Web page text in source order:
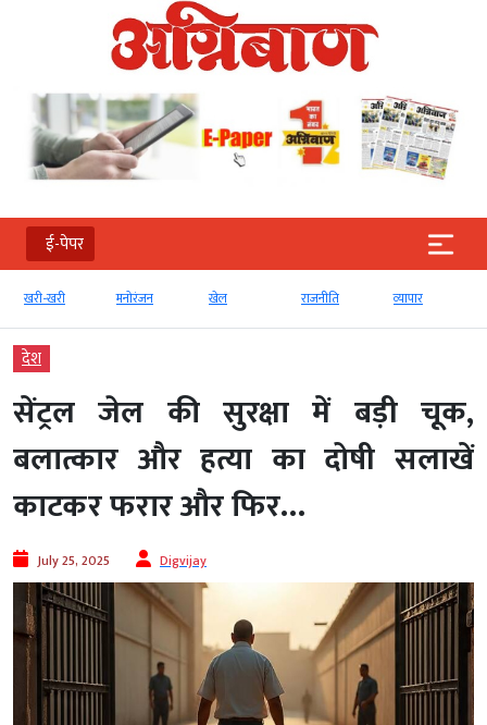
ई-पेपर
खरी-खरी मनोरंजन खेल राजनीति व्‍यापार
देश
सेंट्रल जेल की सुरक्षा में बड़ी चूक,
बलात्कार और हत्या का दोषी सलाखें
काटकर फरार और फिर…
July 25, 2025 Digvijay